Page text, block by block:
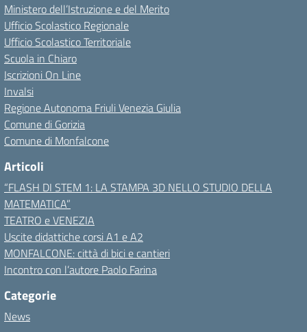
Ministero dell’Istruzione e del Merito
Ufficio Scolastico Regionale
Ufficio Scolastico Territoriale
Scuola in Chiaro
Iscrizioni On Line
Invalsi
Regione Autonoma Friuli Venezia Giulia
Comune di Gorizia
Comune di Monfalcone
Articoli
“FLASH DI STEM 1: LA STAMPA 3D NELLO STUDIO DELLA
MATEMATICA”
TEATRO e VENEZIA
Uscite didattiche corsi A1 e A2
MONFALCONE: città di bici e cantieri
Incontro con l’autore Paolo Farina
Categorie
News